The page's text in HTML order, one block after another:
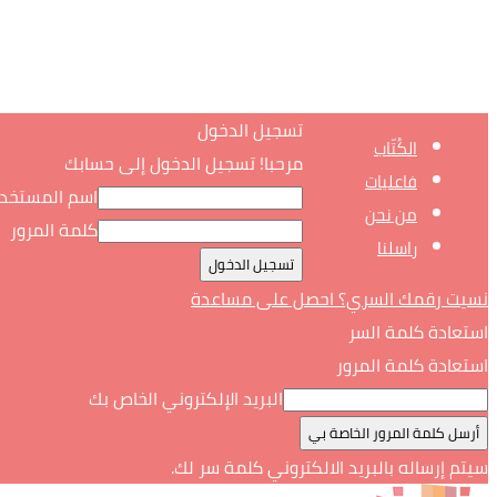
الكُتّاب
فاعليات
من نحن
راسلنا
تسجيل الدخول
مرحبا! تسجيل الدخول إلى حسابك
اسم
كلمة المرور
نسيت رقمك السري؟ احصل على مساعدة
استعادة كلمة السر
استعادة كلمة المرور
البريد الإلكتروني الخاص بك
سيتم إرساله بالبريد الالكتروني كلمة سر لك.